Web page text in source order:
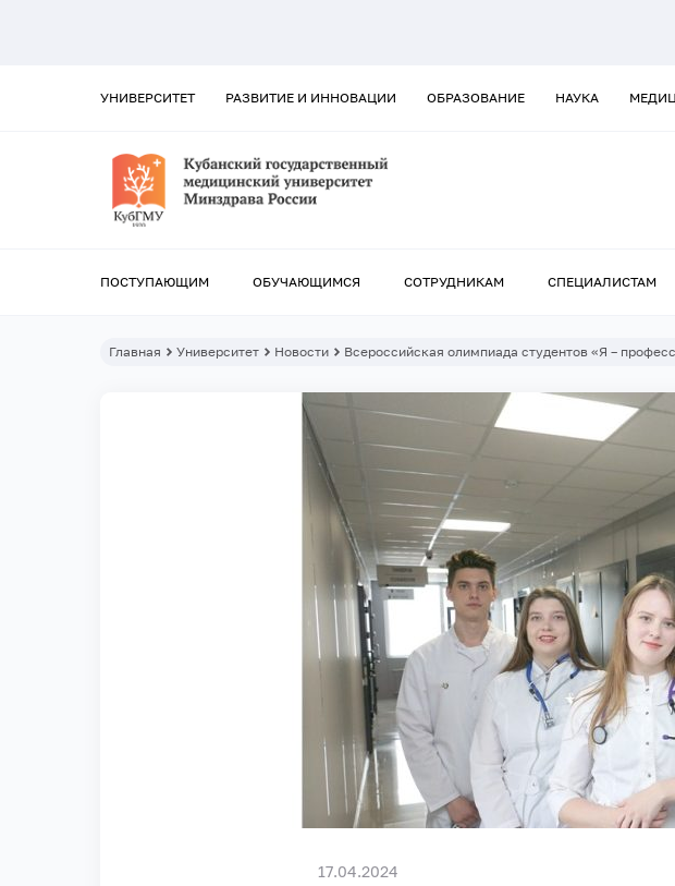
УНИВЕРСИТЕТ РАЗВИТИЕ И ИННОВАЦИИ ОБРАЗОВАНИЕ НАУКА
ПОСТУПАЮЩИМ ОБУЧАЮЩИМСЯ СОТРУДНИКАМ СПЕЦИАЛИСТАМ
Главная Университет Новости Всероссийская олимпиада студентов «Я –
17.04.2024